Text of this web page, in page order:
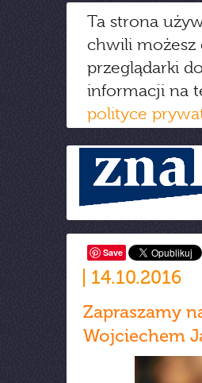
Ta strona
chwili możesz
przeglądarki
informacji na
polityce
Save
14.10.2016
Zapraszamy
Wojciechem